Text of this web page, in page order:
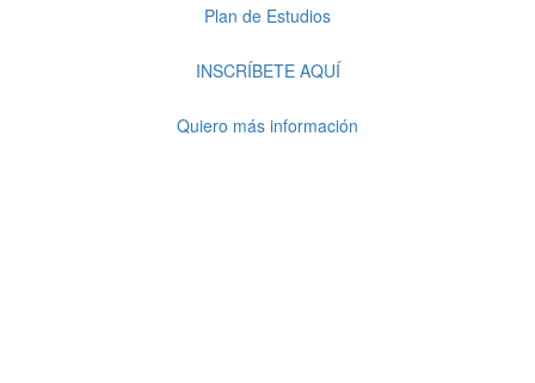
Plan de Estudios
INSCRÍBETE AQUÍ
Quiero más información